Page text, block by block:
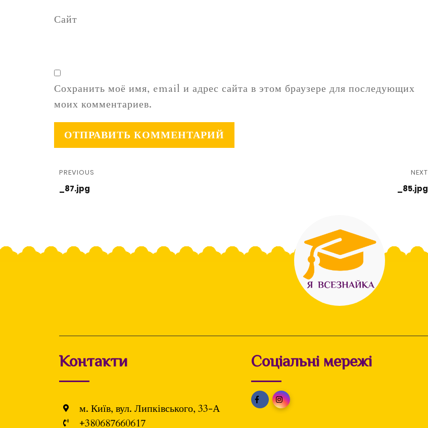
Сайт
Сохранить моё имя, email и адрес сайта в этом браузере для последующих
моих комментариев.
PREVIOUS
_87.jpg
NEXT
_85.jpg
Контакти
м. Київ, вул. Липківського, 33-А
+380687660617
Соціальні мережі